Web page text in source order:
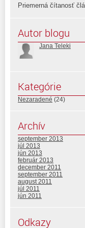
Priemerná čítanosť
Autor blogu
Jana Teleki
Kategórie
Nezaradené (24)
Archív
september 2013
júl 2013
jún 2013
február 2013
december 2011
september 2011
august 2011
júl 2011
jún 2011
Odkazy